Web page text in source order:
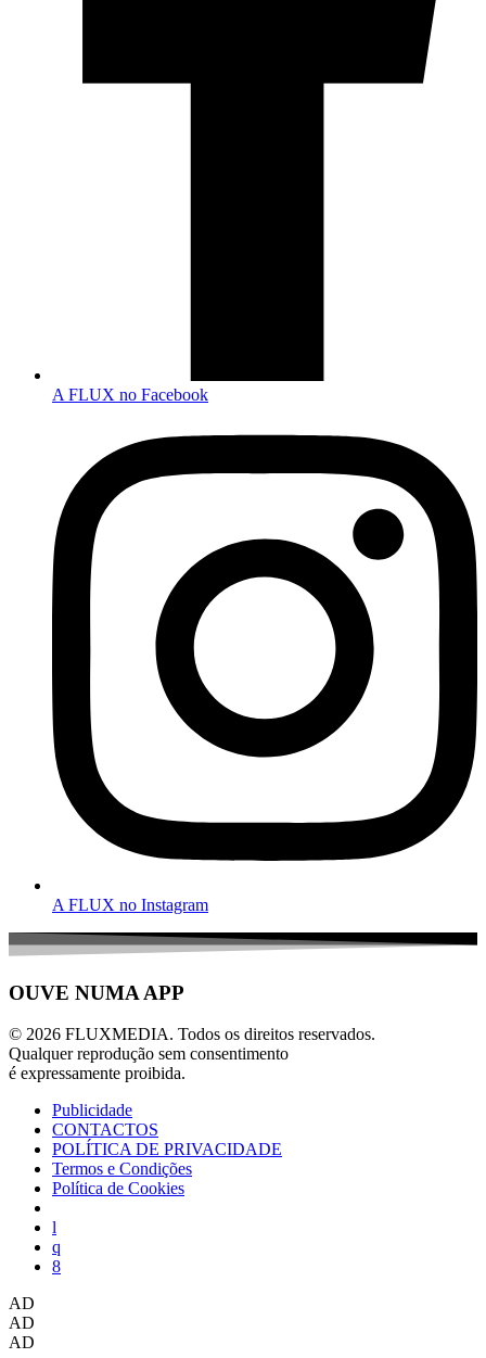
A FLUX no Facebook
A FLUX no Instagram
OUVE NUMA APP
© 2026 FLUXMEDIA. Todos os direitos reservados.
Qualquer reprodução sem consentimento
é expressamente proibida.
Publicidade
CONTACTOS
POLÍTICA DE PRIVACIDADE
Termos e Condições
Política de Cookies
AD
AD
AD